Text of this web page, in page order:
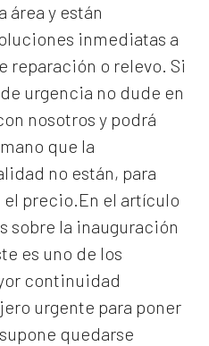
área y están
inmediatas a
reparación o relevo. Si
urgencia no dude en
nosotros y podrá
que la
no están, para
precio.En el artículo
sobre la inauguración
es uno de los
continuidad
urgente para poner
quedarse